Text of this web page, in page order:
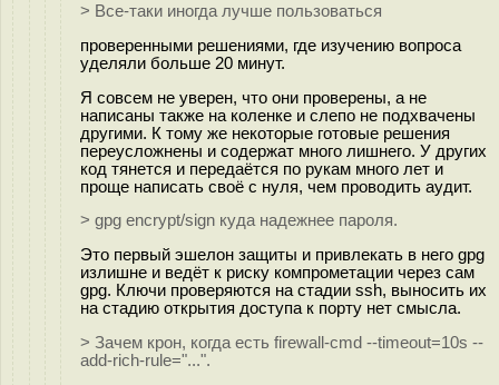
> Все-таки иногда лучше пользоваться
проверенными решениями, где изучению вопроса
уделяли больше 20 минут.
Я совсем не уверен, что они проверены, а не
написаны также на коленке и слепо не подхвачены
другими. К тому же некоторые готовые решения
переусложнены и содержат много лишнего. У других
код тянется и передаётся по рукам много лет и
проще написать своё с нуля, чем проводить аудит.
> gpg encrypt/sign куда надежнее пароля.
Это первый эшелон защиты и привлекать в него gpg
излишне и ведёт к риску компрометации через сам
gpg. Ключи проверяются на стадии ssh, выносить их
на стадию открытия доступа к порту нет смысла.
> Зачем крон, когда есть firewall-cmd --timeout=10s --
add-rich-rule="...".